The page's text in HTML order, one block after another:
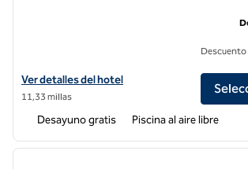
Ver detalles del hotel Homewood Suites by
Ver detalles del hotel
11,33 millas
Desayuno gratis Piscina al aire libre
1 de 12